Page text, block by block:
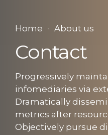
Home About us
Contact
Progressively
infomediaries via
Dramatically
metrics after
Objectively pursue